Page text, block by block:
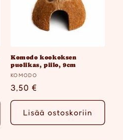
Komodo kookoksen
puolikas, piilo, 9cm
Myyjä:
KOMODO
Normaalihinta
3,50 €
Lisää ostoskoriin